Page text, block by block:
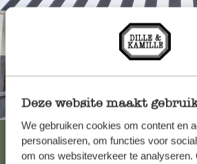
Deze website maakt
We gebruiken cookies om content en
personaliseren, om functies voor
om ons websiteverkeer te analyseren.
Toujours à
Voir les 62 magasins